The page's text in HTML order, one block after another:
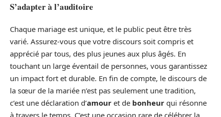
S’adapter à l’auditoire
Chaque mariage est unique, et le public peut être très
varié. Assurez-vous que votre discours soit compris et
apprécié par tous, des plus jeunes aux plus âgés. En
touchant un large éventail de personnes, vous garantissez
un impact fort et durable. En fin de compte, le discours de
la sœur de la mariée n’est pas seulement une tradition,
c’est une déclaration d’amour et de bonheur qui résonne
à travers le temps. C’est une occasion rare de célébrer la